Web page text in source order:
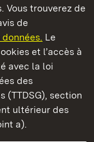
Vous trouverez de
de
Le
et l’accès à
avec la loi
des
(TTDSG), section
ultérieur des
a).
des données